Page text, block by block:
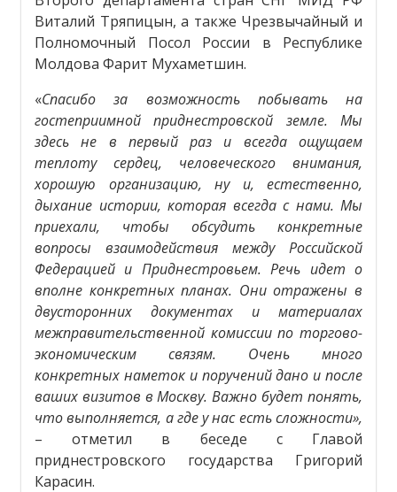
Виталий Тряпицын, а также Чрезвычайный и
Полномочный Посол России в Республике
Молдова Фарит Мухаметшин.
«Спасибо за возможность побывать на
гостеприимной приднестровской земле. Мы
здесь не в первый раз и всегда ощущаем
теплоту сердец, человеческого внимания,
хорошую организацию, ну и, естественно,
дыхание истории, которая всегда с нами. Мы
приехали, чтобы обсудить конкретные
вопросы взаимодействия между Российской
Федерацией и Приднестровьем. Речь идет о
вполне конкретных планах. Они отражены в
двусторонних документах и материалах
межправительственной комиссии по торгово-
экономическим связям. Очень много
конкретных наметок и поручений дано и после
ваших визитов в Москву. Важно будет понять,
что выполняется, а где у нас есть сложности»,
– отметил в беседе с Главой
приднестровского государства Григорий
Карасин.